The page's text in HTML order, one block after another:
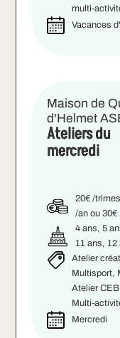
multi-
Vacances
Maison de
d'Helmet
Ateliers du
mercredi
20€ /
/an ou
4 ans, 5
11 ans, 12
Atelier
Multisport,
Atelier CEB
Multi-
Mercredi